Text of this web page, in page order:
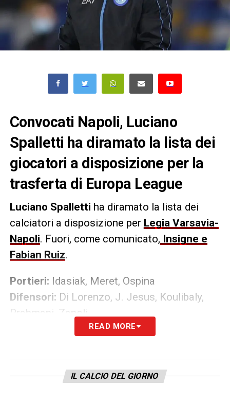
Convocati Napoli, Luciano
Spalletti ha diramato la lista dei
giocatori a disposizione per la
trasferta di Europa League
Luciano Spalletti ha diramato la lista dei
calciatori a disposizione per Legia Varsavia-
Napoli. Fuori, come comunicato, Insigne e
Fabian Ruiz.
Portieri: Idasiak, Meret, Ospina
Difensori: Di Lorenzo, J. Jesus, Koulibaly,
Rrahmani, Zanoli
Anguissa, Demme, Elmas,
Attaccanti:Lozano, Mertens, Ounas,
Petagna, Politano
READ MORE
IL CALCIO DEL GIORNO